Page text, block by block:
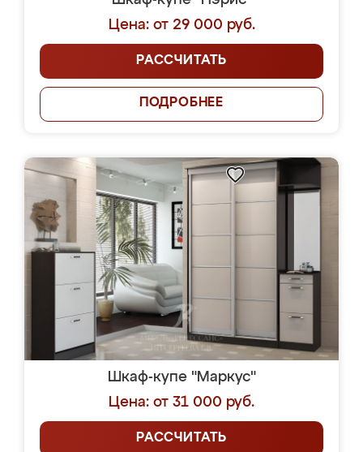
Цена: от 29 000 руб.
РАССЧИТАТЬ
ПОДРОБНЕЕ
Шкаф-купе "Маркус"
Цена: от 31 000 руб.
РАССЧИТАТЬ